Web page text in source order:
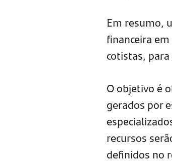
Em resumo,
financeira
cotistas,
O objetivo é
gerados por
recursos
definidos no